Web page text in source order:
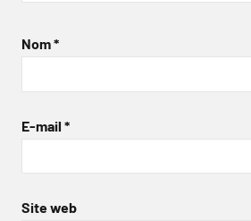
Nom*
E-mail *
Site web